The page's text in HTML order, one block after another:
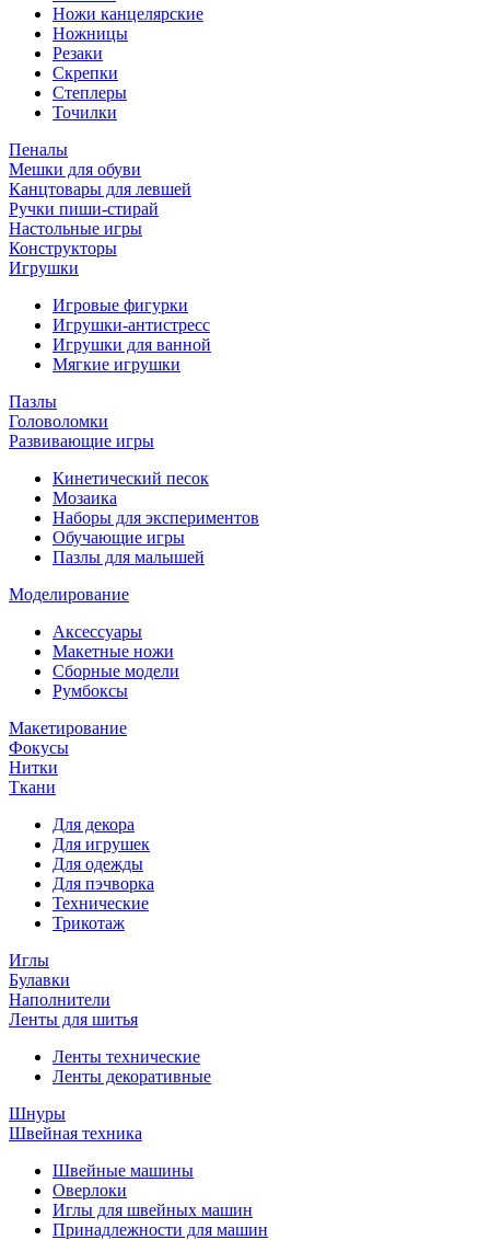
Ножи канцелярские
Ножницы
Резаки
Скрепки
Степлеры
Точилки
Пеналы
Мешки для обуви
Канцтовары для левшей
Ручки пиши-стирай
Настольные игры
Конструкторы
Игрушки
Игровые фигурки
Игрушки-антистресс
Игрушки для ванной
Мягкие игрушки
Пазлы
Головоломки
Развивающие игры
Кинетический песок
Мозаика
Наборы для экспериментов
Обучающие игры
Пазлы для малышей
Моделирование
Аксессуары
Макетные ножи
Сборные модели
Румбоксы
Макетирование
Фокусы
Нитки
Ткани
Для декора
Для игрушек
Для одежды
Для пэчворка
Технические
Трикотаж
Иглы
Булавки
Наполнители
Ленты для шитья
Ленты технические
Ленты декоративные
Шнуры
Швейная техника
Швейные машины
Оверлоки
Иглы для швейных машин
Принадлежности для машин